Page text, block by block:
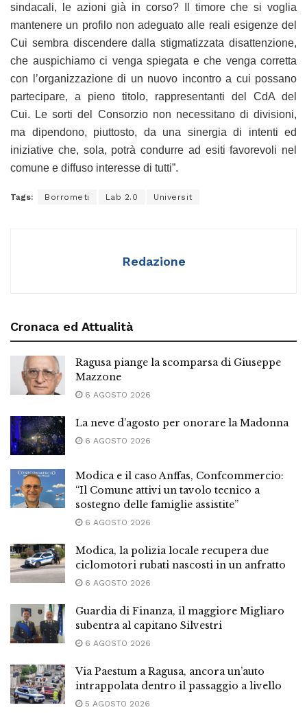
sindacali, le azioni già in corso? Il timore che si voglia
mantenere un profilo non adeguato alle reali esigenze del
Cui sembra discendere dalla stigmatizzata disattenzione,
che auspichiamo ci venga spiegata e che venga corretta
con l’organizzazione di un nuovo incontro a cui possano
partecipare, a pieno titolo, rappresentanti del CdA del
Cui. Le sorti del Consorzio non necessitano di divisioni,
ma dipendono, piuttosto, da una sinergia di intenti ed
iniziative che, sola, potrà condurre ad esiti favorevoli nel
comune e diffuso interesse di tutti”.
Tags: Borrometi Lab 2.0 Universit
Redazione
Cronaca ed Attualità
Ragusa piange la scomparsa di Giuseppe
Mazzone
6 AGOSTO 2026
La neve d’agosto per onorare la Madonna
6 AGOSTO 2026
Modica e il caso Anffas, Confcommercio:
“Il Comune attivi un tavolo tecnico a
sostegno delle famiglie assistite”
6 AGOSTO 2026
Modica, la polizia locale recupera due
ciclomotori rubati nascosti in un anfratto
6 AGOSTO 2026
Guardia di Finanza, il maggiore Migliaro
subentra al capitano Silvestri
6 AGOSTO 2026
Via Paestum a Ragusa, ancora un’auto
intrappolata dentro il passaggio a livello
5 AGOSTO 2026